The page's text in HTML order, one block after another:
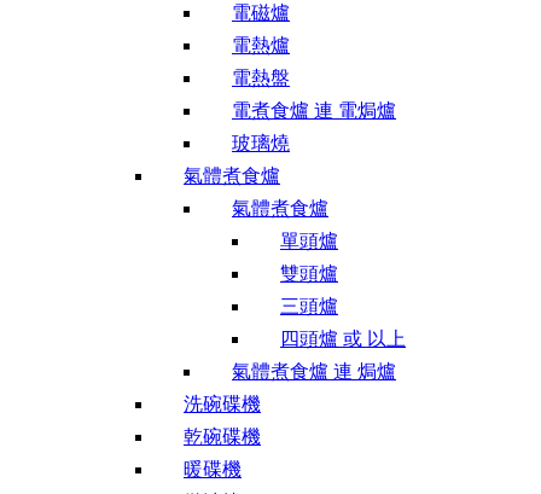
電磁爐
電熱爐
電熱盤
電煮食爐 連 電焗爐
玻璃燒
氣體煮食爐
氣體煮食爐
單頭爐
雙頭爐
三頭爐
四頭爐 或 以上
氣體煮食爐 連 焗爐
洗碗碟機
乾碗碟機
暖碟機